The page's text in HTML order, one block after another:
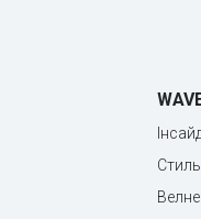
Стиль